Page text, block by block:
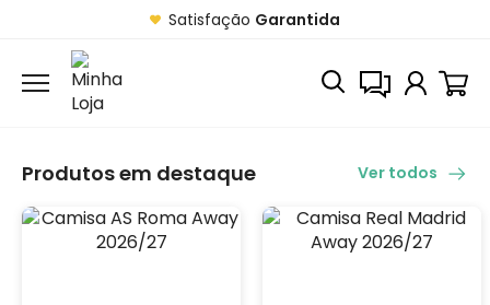
Satisfação Garantida
Produtos em destaque Ver todos